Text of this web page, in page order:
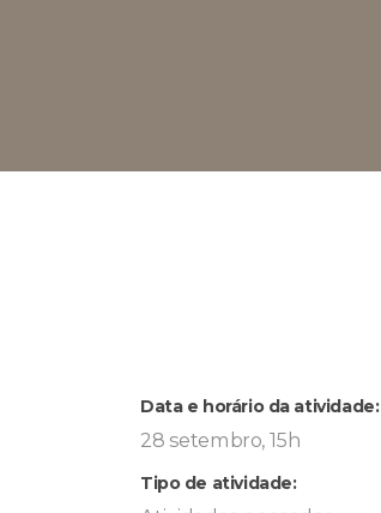
Data e horário da atividade:
28 setembro, 15h
Tipo de atividade: